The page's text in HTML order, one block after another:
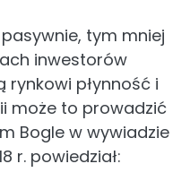
tym mniej
inwestorów
rynkowi płynność i
może to prowadzić
Bogle w wywiadzie
r. powiedział: